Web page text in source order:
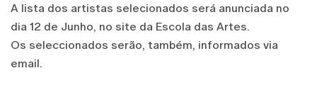
A lista dos artistas selecionados será anunciada no
dia 12 de Junho, no site da Escola das Artes.
Os seleccionados serão, também, informados via
email.